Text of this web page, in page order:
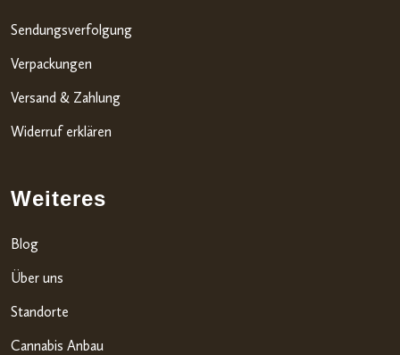
Sendungsverfolgung
Verpackungen
Versand & Zahlung
Widerruf erklären
Weiteres
Blog
Über uns
Standorte
Cannabis Anbau